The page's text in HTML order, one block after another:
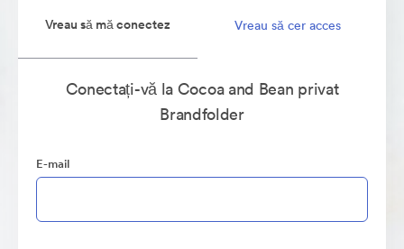
Vreau să mă conectez Vreau să cer acces
Conectați-vă la Cocoa and Bean privat
Brandfolder
E-mail